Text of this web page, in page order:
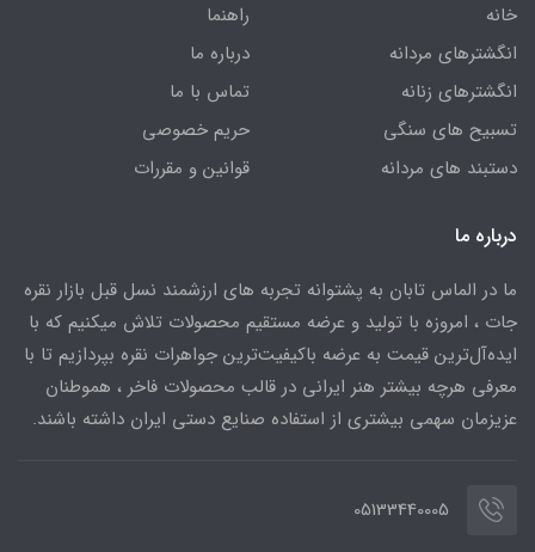
خانه
انگشترهای مردانه
انگشترهای زنانه
تسبیح های سنگی
دستبند های مردانه
راهنما
درباره ما
تماس با ما
حریم خصوصی
قوانین و مقررات
درباره ما
ما در الماس تابان به پشتوانه تجربه های ارزشمند نسل قبل بازار نقره
جات ، امروزه با تولید و عرضه مستقیم محصولات تلاش میکنیم که با
ایده‌آل‌ترین قیمت به عرضه باکیفیت‌ترین جواهرات نقره بپردازیم تا با
معرفی هرچه بیشتر هنر ایرانی در قالب محصولات فاخر ، هموطنان
عزیزمان سهمی بیشتری از استفاده صنایع دستی ایران داشته باشند.
05133440005